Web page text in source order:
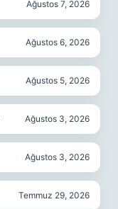
Ağustos 7, 2026
Ağustos 6, 2026
Ağustos 5, 2026
Ağustos 3, 2026
Ağustos 3, 2026
Temmuz 29, 2026